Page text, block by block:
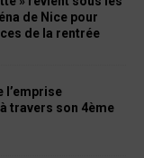
de Nice pour
de la rentrée
l’emprise
travers son 4ème